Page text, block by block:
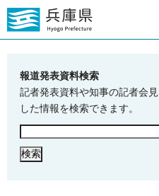
報道発表資料検索
記者発表資料や知事の記者会
した情報を検索できます。